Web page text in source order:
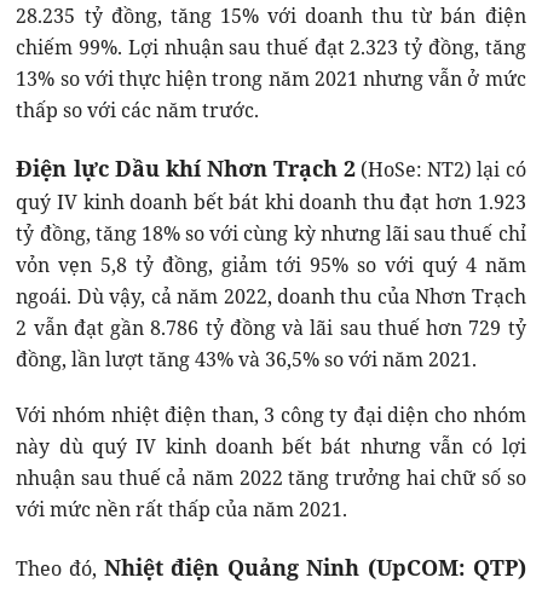
28.235 tỷ đồng, tăng 15% với doanh thu từ bán điện
chiếm 99%. Lợi nhuận sau thuế đạt 2.323 tỷ đồng, tăng
13% so với thực hiện trong năm 2021 nhưng vẫn ở mức
thấp so với các năm trước.
Điện lực Dầu khí Nhơn Trạch 2 (HoSe: NT2) lại có
quý IV kinh doanh bết bát khi doanh thu đạt hơn 1.923
tỷ đồng, tăng 18% so với cùng kỳ nhưng lãi sau thuế chỉ
vỏn vẹn 5,8 tỷ đồng, giảm tới 95% so với quý 4 năm
ngoái. Dù vậy, cả năm 2022, doanh thu của Nhơn Trạch
2 vẫn đạt gần 8.786 tỷ đồng và lãi sau thuế hơn 729 tỷ
đồng, lần lượt tăng 43% và 36,5% so với năm 2021.
Với nhóm nhiệt điện than, 3 công ty đại diện cho nhóm
này dù quý IV kinh doanh bết bát nhưng vẫn có lợi
nhuận sau thuế cả năm 2022 tăng trưởng hai chữ số so
với mức nền rất thấp của năm 2021.
Theo đó, Nhiệt điện Quảng Ninh (UpCOM: QTP)